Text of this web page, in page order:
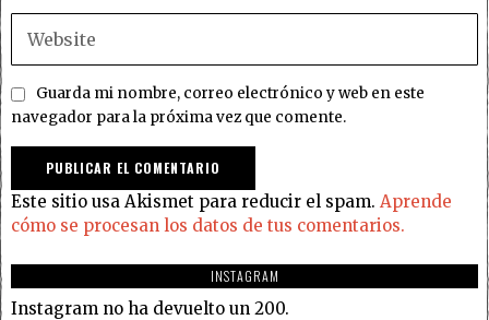
Guarda mi nombre, correo electrónico y web en este
navegador para la próxima vez que comente.
Este sitio usa Akismet para reducir el spam. Aprende
cómo se procesan los datos de tus comentarios.
INSTAGRAM
Instagram no ha devuelto un 200.